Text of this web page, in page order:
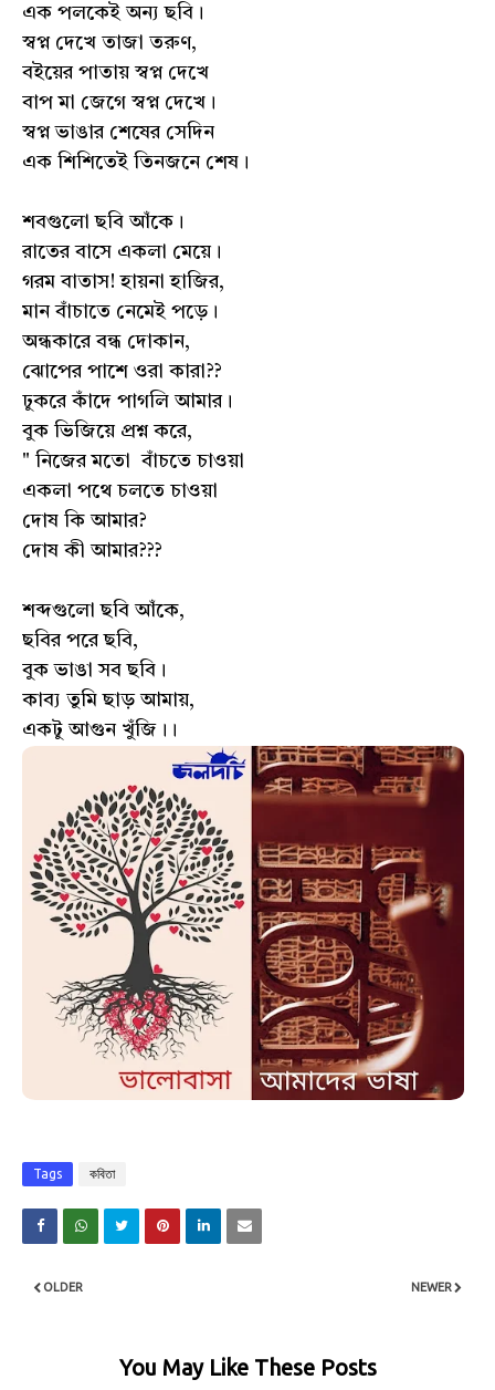
এক পলকেই অন্য ছবি।
স্বপ্ন দেখে তাজা তরুণ,
বইয়ের পাতায় স্বপ্ন দেখে
বাপ মা জেগে স্বপ্ন দেখে।
স্বপ্ন ভাঙার শেষের সেদিন
এক শিশিতেই তিনজনে শেষ।
শবগুলো ছবি আঁকে।
রাতের বাসে একলা মেয়ে।
গরম বাতাস! হায়না হাজির,
মান বাঁচাতে নেমেই পড়ে।
অন্ধকারে বন্ধ দোকান,
ঝোপের পাশে ওরা কারা??
ঢুকরে কাঁদে পাগলি আমার।
বুক ভিজিয়ে প্রশ্ন করে,
" নিজের মতো বাঁচতে চাওয়া
একলা পথে চলতে চাওয়া
দোষ কি আমার?
দোষ কী আমার???
শব্দগুলো ছবি আঁকে,
ছবির পরে ছবি,
বুক ভাঙা সব ছবি।
কাব্য তুমি ছাড় আমায়,
একটু আগুন খুঁজি।।
Tags কবিতা
NEWER
OLDER
You May Like These Posts